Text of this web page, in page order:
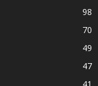
98
70
49
47